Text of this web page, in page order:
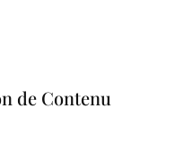
de Contenu